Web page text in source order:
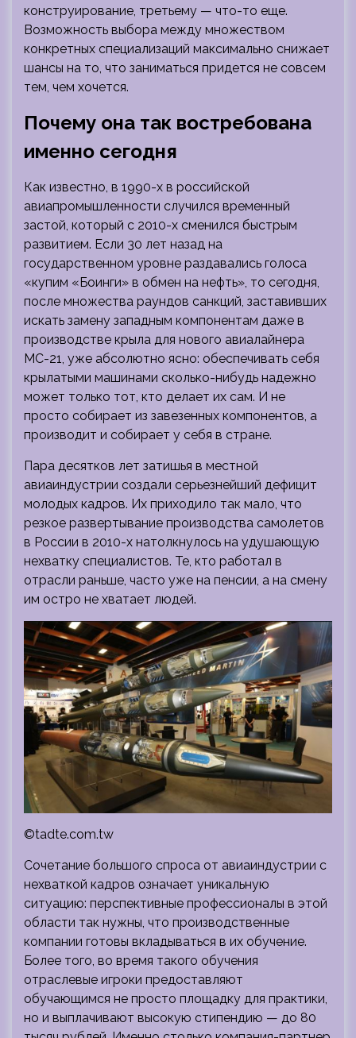
конструирование, третьему — что-то еще.
Возможность выбора между множеством
конкретных специализаций максимально снижает
шансы на то, что заниматься придется не совсем
тем, чем хочется.
Почему она так востребована
именно сегодня
Как известно, в 1990-х в российской
авиапромышленности случился временный
застой, который с 2010-х сменился быстрым
развитием. Если 30 лет назад на
государственном уровне раздавались голоса
«купим «Боинги» в обмен на нефть», то сегодня,
после множества раундов санкций, заставивших
искать замену западным компонентам даже в
производстве крыла для нового авиалайнера
МС-21, уже абсолютно ясно: обеспечивать себя
крылатыми машинами сколько-нибудь надежно
может только тот, кто делает их сам. И не
просто собирает из завезенных компонентов, а
производит и собирает у себя в стране.
Пара десятков лет затишья в местной
авиаиндустрии создали серьезнейший дефицит
молодых кадров. Их приходило так мало, что
резкое развертывание производства самолетов
в России в 2010-х натолкнулось на удушающую
нехватку специалистов. Те, кто работал в
отрасли раньше, часто уже на пенсии, а на смену
им остро не хватает людей.
©tadte.com.tw
Сочетание большого спроса от авиаиндустрии с
нехваткой кадров означает уникальную
ситуацию: перспективные профессионалы в этой
области так нужны, что производственные
компании готовы вкладываться в их обучение.
Более того, во время такого обучения
отраслевые игроки предоставляют
обучающимся не просто площадку для практики,
но и выплачивают высокую стипендию — до 80